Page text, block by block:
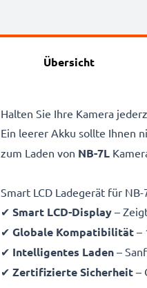
Übersicht
Halten Sie Ihre Kamera
Ein leerer Akku sollte Ihnen
zum Laden von NB-7L
Smart LCD Ladegerät für
✔ Smart LCD-Display –
✔ Globale Kompatibilität –
✔ Intelligentes Laden –
✔ Zertifizierte Sicherheit –